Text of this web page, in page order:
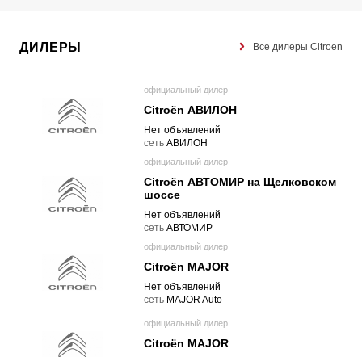
ДИЛЕРЫ Все дилеры Citroen
официальный дилер
Citroën АВИЛОН
Нет объявлений
cеть АВИЛОН
официальный дилер
Citroën АВТОМИР на Щелковском
шоссе
Нет объявлений
cеть АВТОМИР
официальный дилер
Citroën MAJOR
Нет объявлений
cеть MAJOR Auto
официальный дилер
Citroën MAJOR